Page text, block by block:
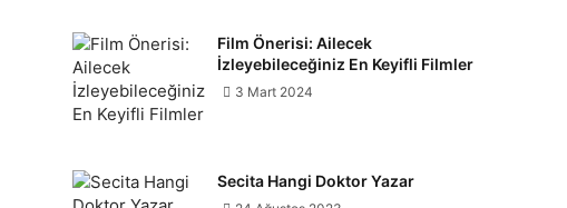
Film Önerisi: Ailecek
İzleyebileceğiniz En Keyifli Filmler
3 Mart 2024
Secita Hangi Doktor Yazar